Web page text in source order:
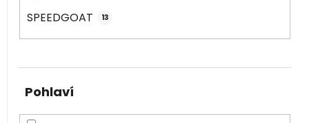
SPEEDGOAT 13
Pohlaví